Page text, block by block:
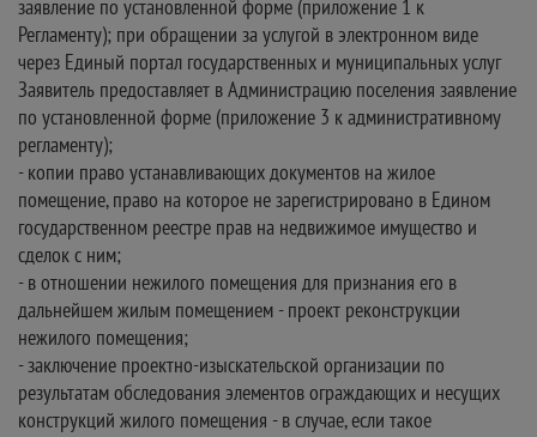
заявление по установленной форме (приложение 1 к
Регламенту); при обращении за услугой в электронном виде
через Единый портал государственных и муниципальных услуг
Заявитель предоставляет в Администрацию поселения заявление
по установленной форме (приложение 3 к административному
регламенту);
- копии право устанавливающих документов на жилое
помещение, право на которое не зарегистрировано в Едином
государственном реестре прав на недвижимое имущество и
сделок с ним;
- в отношении нежилого помещения для признания его в
дальнейшем жилым помещением - проект реконструкции
нежилого помещения;
- заключение проектно-изыскательской организации по
результатам обследования элементов ограждающих и несущих
конструкций жилого помещения - в случае, если такое